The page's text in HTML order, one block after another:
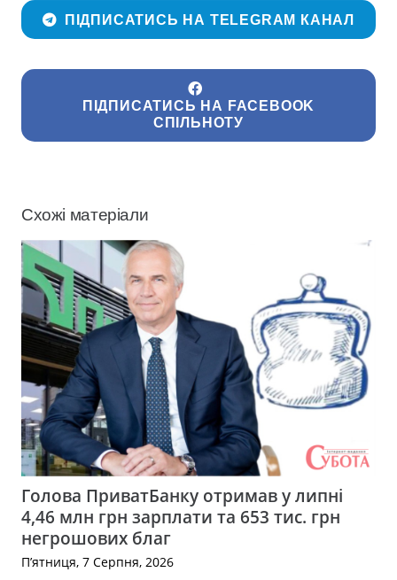
ПІДПИСАТИСЬ НА TELEGRAM КАНАЛ
ПІДПИСАТИСЬ НА FACEBOOK
СПІЛЬНОТУ
Схожі матеріали
Голова ПриватБанку отримав у липні
4,46 млн грн зарплати та 653 тис. грн
негрошових благ
П’ятниця, 7 Серпня, 2026